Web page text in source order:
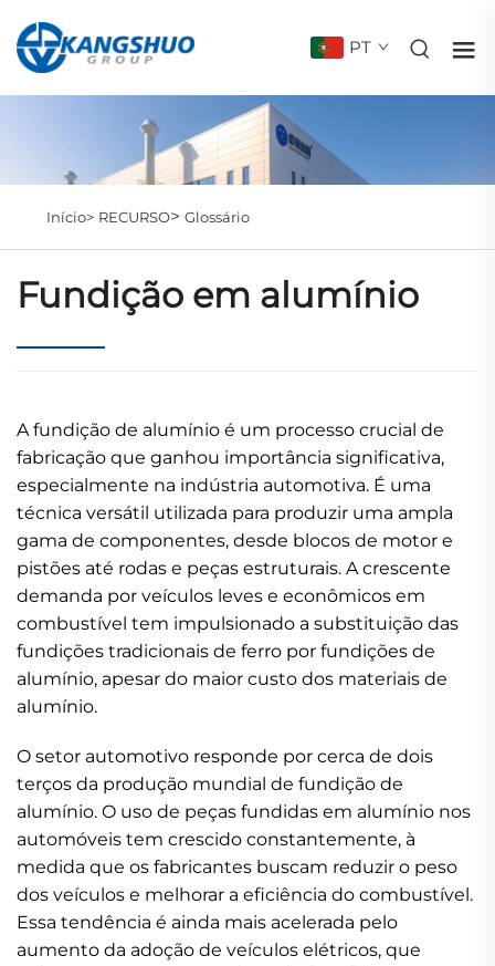
PT
Início> RECURSO> Glossário
Fundição em alumínio
A fundição de alumínio é um processo crucial de
fabricação que ganhou importância significativa,
especialmente na indústria automotiva. É uma
técnica versátil utilizada para produzir uma ampla
gama de componentes, desde blocos de motor e
pistões até rodas e peças estruturais. A crescente
demanda por veículos leves e econômicos em
combustível tem impulsionado a substituição das
fundições tradicionais de ferro por fundições de
alumínio, apesar do maior custo dos materiais de
alumínio.
O setor automotivo responde por cerca de dois
terços da produção mundial de fundição de
alumínio. O uso de peças fundidas em alumínio nos
automóveis tem crescido constantemente, à
medida que os fabricantes buscam reduzir o peso
dos veículos e melhorar a eficiência do combustível.
Essa tendência é ainda mais acelerada pelo
aumento da adoção de veículos elétricos, que